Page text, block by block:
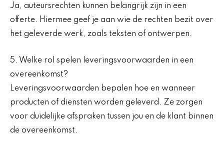
Ja, auteursrechten kunnen belangrijk zijn in een
offerte. Hiermee geef je aan wie de rechten bezit over
het geleverde werk, zoals teksten of ontwerpen.
5. Welke rol spelen leveringsvoorwaarden in een
overeenkomst?
Leveringsvoorwaarden bepalen hoe en wanneer
producten of diensten worden geleverd. Ze zorgen
voor duidelijke afspraken tussen jou en de klant binnen
de overeenkomst.